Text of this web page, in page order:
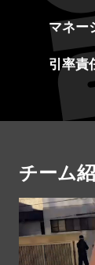
マネー
引率責
チーム